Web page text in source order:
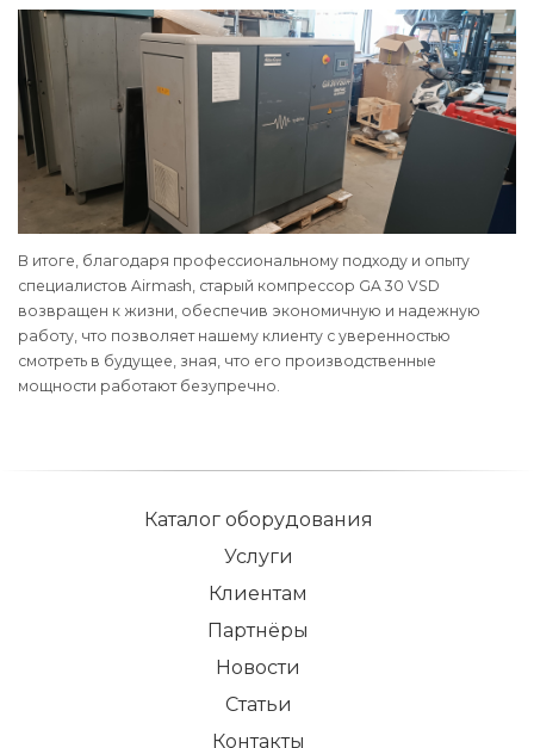
В итоге, благодаря профессиональному подходу и опыту
специалистов Airmash, старый компрессор GA 30 VSD
возвращен к жизни, обеспечив экономичную и надежную
работу, что позволяет нашему клиенту с уверенностью
смотреть в будущее, зная, что его производственные
мощности работают безупречно.
Каталог оборудования
Услуги
Клиентам
Партнёры
Новости
Статьи
Контакты